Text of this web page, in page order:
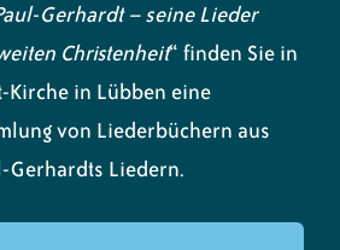
Gerhardt – seine Lieder
Christenheit“ finden Sie in
Kirche in Lübben eine
von Liederbüchern aus
Gerhardts Liedern.